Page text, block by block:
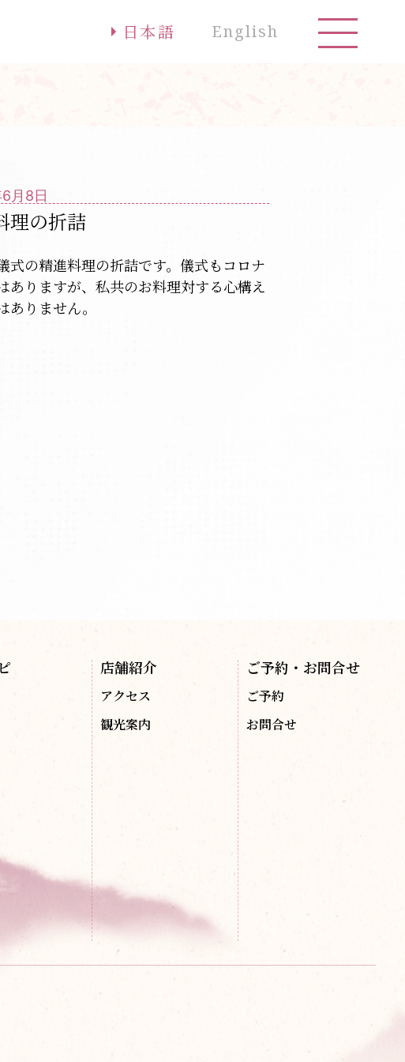
English
日本語
月8日
理の折詰
式の精進料理の折詰です。儀式もコロナ
ありますが、私共のお料理対する心構え
ありません。
店舗紹介
アクセス
観光案内
ご予約・お問合せ
ご予約
お問合せ